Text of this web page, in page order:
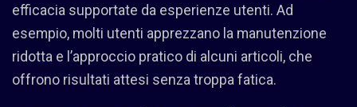
efficacia supportate da esperienze utenti. Ad
esempio, molti utenti apprezzano la manutenzione
ridotta e l’approccio pratico di alcuni articoli, che
offrono risultati attesi senza troppa fatica.